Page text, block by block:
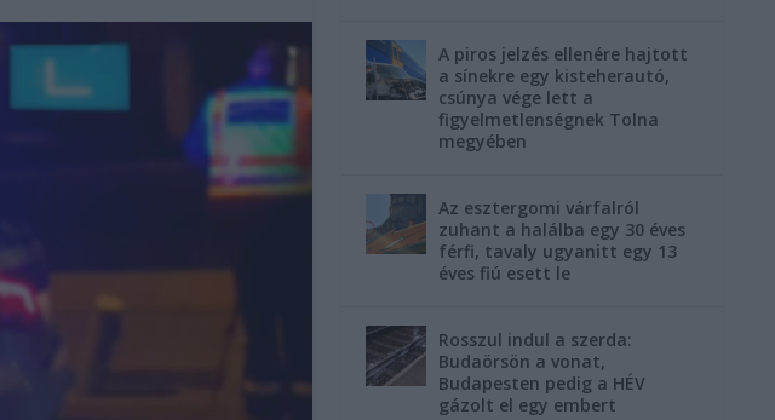
A piros jelzés ellenére hajtott
a sínekre egy kisteherautó,
csúnya vége lett a
figyelmetlenségnek Tolna
megyében
Az esztergomi várfalról
zuhant a halálba egy 30 éves
férfi, tavaly ugyanitt egy 13
éves fiú esett le
Rosszul indul a szerda:
Budaörsön a vonat,
Budapesten pedig a HÉV
gázolt el egy embert